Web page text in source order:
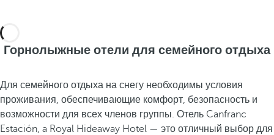
Горнолыжные отели для семейного отдыха
Для семейного отдыха на снегу необходимы условия
проживания, обеспечивающие комфорт, безопасность и
возможности для всех членов группы. Отель Canfranc
Estación, a Royal Hideaway Hotel — это отличный выбор для